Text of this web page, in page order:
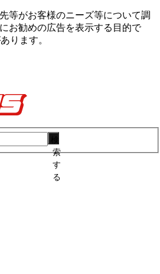
等がお客様のニーズ等について調
お勧めの広告を表⽰する⽬的で
ります。
索
す
る